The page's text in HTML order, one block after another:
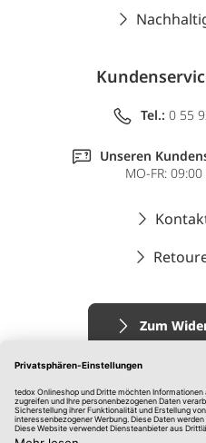
Tel.: 0 55
Unseren
MO-FR:
Zum